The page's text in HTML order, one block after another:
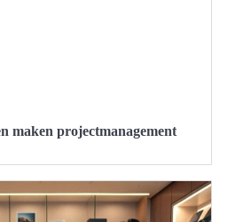
maken projectmanagement